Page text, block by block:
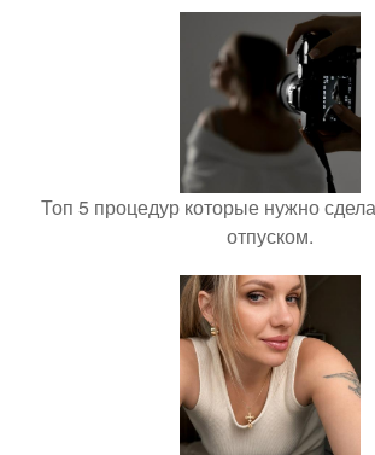
Топ 5 процедур которые нужно
отпуском.